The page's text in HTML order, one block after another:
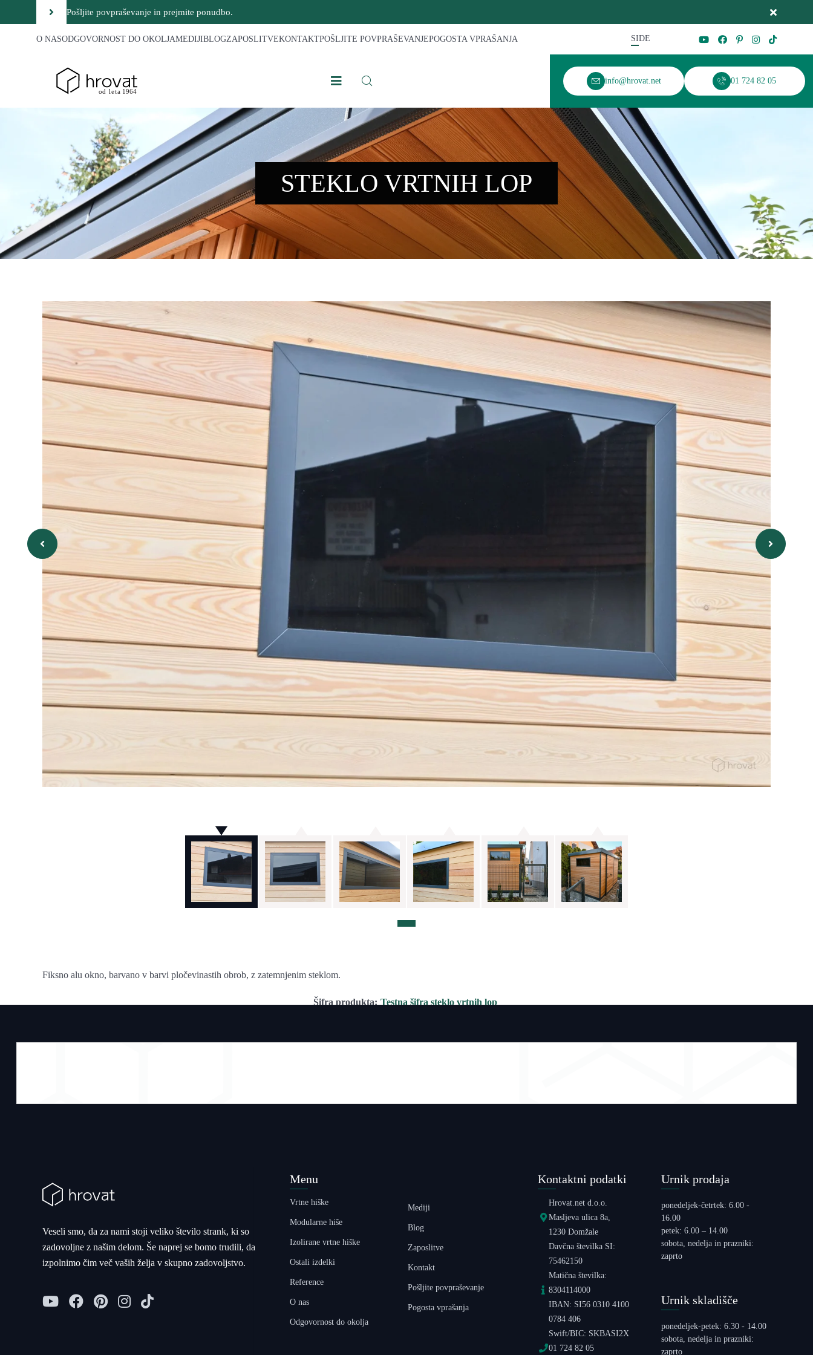
Pošljite povpraševanje in prejmite ponudbo.
O NASODGOVORNOST DO OKOLJAMEDIJIBLOGZAPOSLITVEKONTAKTPOŠLJITE POVPRAŠEVANJEPOGOSTA VPRAŠANJA SIDE
info@hrovat.net 01 724 82 05
STEKLO VRTNIH LOP
Fiksno alu okno, barvano v barvi pločevinastih obrob, z zatemnjenim steklom.
Šifra produkta: Testna šifra steklo vrtnih lop
Veseli smo, da za nami stoji veliko število strank, ki so
zadovoljne z našim delom. Še naprej se bomo trudili, da
izpolnimo čim več vaših želja v skupno zadovoljstvo.
Menu
Vrtne hiške
Modularne hiše
Izolirane vrtne hiške
Ostali izdelki
Reference
O nas
Odgovornost do okolja
Mediji
Blog
Zaposlitve
Kontakt
Pošljite povpraševanje
Pogosta vprašanja
Kontaktni podatki
Hrovat.net d.o.o.
Masljeva ulica 8a,
1230 Domžale
Davčna številka SI:
75462150
Matična številka:
8304114000
IBAN: SI56 0310 4100
0784 406
Swift/BIC: SKBASI2X
01 724 82 05
Urnik prodaja
ponedeljek-četrtek: 6.00 -
16.00
petek: 6.00 – 14.00
sobota, nedelja in prazniki:
zaprto
Urnik skladišče
ponedeljek-petek: 6.30 - 14.00
sobota, nedelja in prazniki:
zaprto